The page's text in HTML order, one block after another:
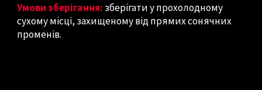
Умови зберігання: зберігати у прохолодному
сухому місці, захищеному від прямих сонячних
променів.